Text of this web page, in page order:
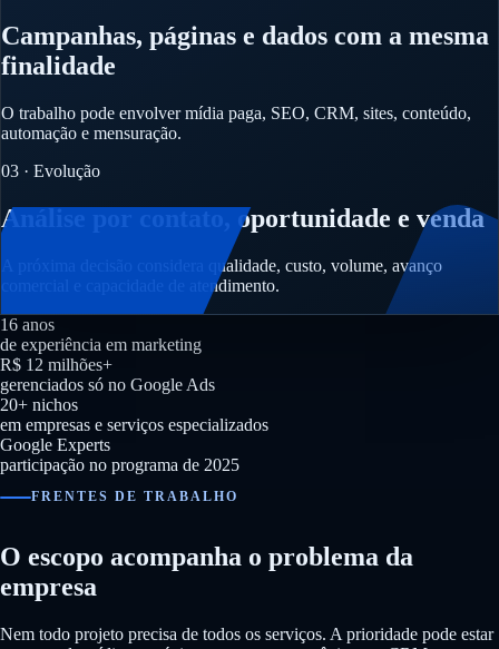
Campanhas, páginas e dados com a mesma
finalidade
O trabalho pode envolver mídia paga, SEO, CRM, sites, conteúdo,
automação e mensuração.
03 · Evolução
Análise por contato, oportunidade e venda
A próxima decisão considera qualidade, custo, volume, avanço
comercial e capacidade de atendimento.
16 anos
de experiência em marketing
R$ 12 milhões+
gerenciados só no Google Ads
20+ nichos
em empresas e serviços especializados
Google Experts
participação no programa de 2025
FRENTES DE TRABALHO
O escopo acompanha o problema da
empresa
Nem todo projeto precisa de todos os serviços. A prioridade pode estar